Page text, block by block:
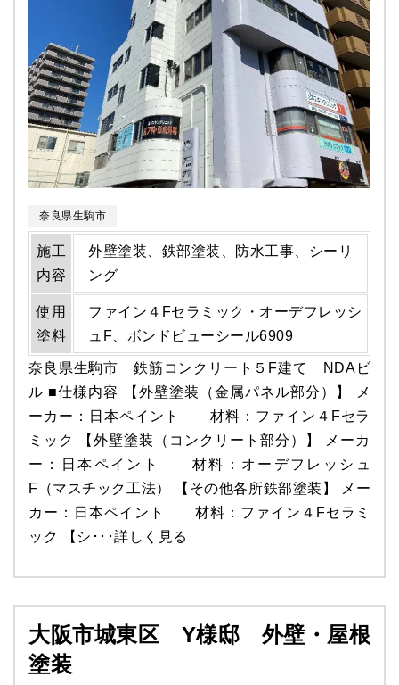
奈良県生駒市
施工
内容
外壁塗装、鉄部塗装、防水工事、シーリ
ング
使用
塗料
ファイン４Fセラミック・オーデフレッシ
ュF、ボンドビューシール6909
奈良県生駒市 鉄筋コンクリート５F建て NDAビ
ル ■仕様内容 【外壁塗装（金属パネル部分）】 メ
ーカー：日本ペイント 材料：ファイン４Fセラ
ミック 【外壁塗装（コンクリート部分）】 メーカ
ー：日本ペイント 材料：オーデフレッシュ
F（マスチック工法） 【その他各所鉄部塗装】 メー
カー：日本ペイント 材料：ファイン４Fセラミ
ック 【シ･･･詳しく見る
大阪市城東区 Y様邸 外壁・屋根
塗装